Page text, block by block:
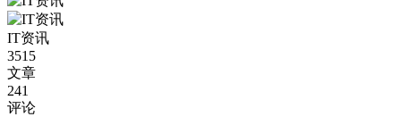
IT资讯
3515
文章
241
评论